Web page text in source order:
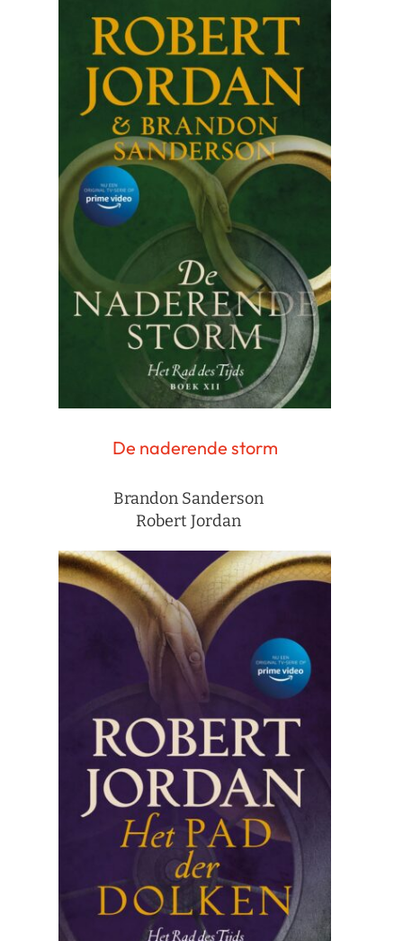
De naderende storm
Brandon Sanderson
Robert Jordan